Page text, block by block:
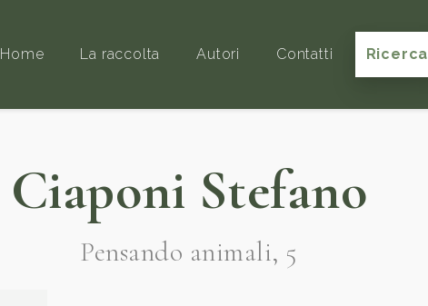
Home La raccolta Autori Contatti Ricerca
Ciaponi Stefano
Pensando animali, 5